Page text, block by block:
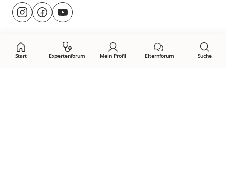
Start Expertenforum Mein Profil Elternforum Suche
Besuche
uns@rund.ums.baby
facebook.com/rundumsbaby.de
youtube.com/@rundumsbaby_